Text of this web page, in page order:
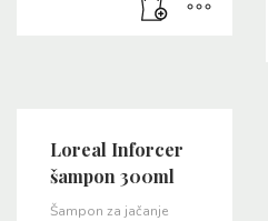
Loreal Inforcer
šampon 300ml
Šampon za jačanje